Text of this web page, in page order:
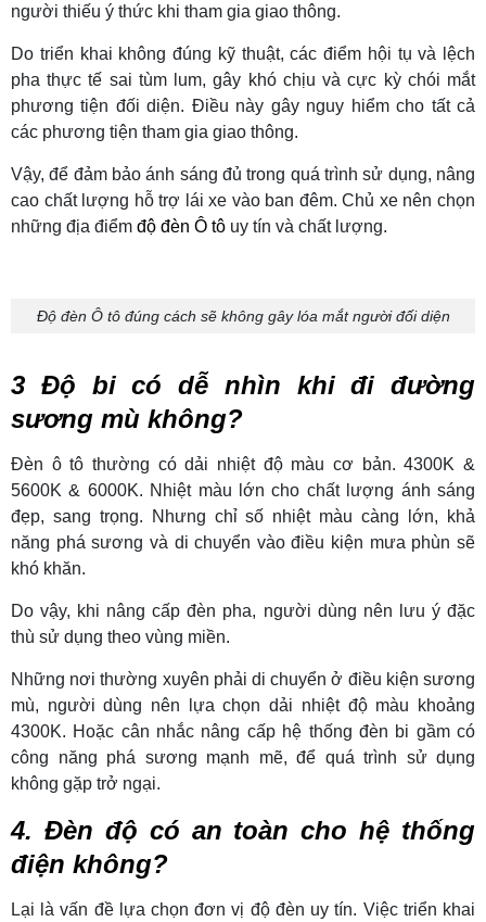
người thiếu ý thức khi tham gia giao thông.
Do triển khai không đúng kỹ thuật, các điểm hội tụ và lệch
pha thực tế sai tùm lum, gây khó chịu và cực kỳ chói mắt
phương tiện đối diện. Điều này gây nguy hiểm cho tất cả
các phương tiện tham gia giao thông.
Vậy, để đảm bảo ánh sáng đủ trong quá trình sử dụng, nâng
cao chất lượng hỗ trợ lái xe vào ban đêm. Chủ xe nên chọn
những địa điểm độ đèn Ô tô uy tín và chất lượng.
Độ đèn Ô tô đúng cách sẽ không gây lóa mắt người đối diện
3 Độ bi có dễ nhìn khi đi đường
sương mù không?
Đèn ô tô thường có dải nhiệt độ màu cơ bản. 4300K &
5600K & 6000K. Nhiệt màu lớn cho chất lượng ánh sáng
đẹp, sang trọng. Nhưng chỉ số nhiệt màu càng lớn, khả
năng phá sương và di chuyển vào điều kiện mưa phùn sẽ
khó khăn.
Do vậy, khi nâng cấp đèn pha, người dùng nên lưu ý đặc
thù sử dụng theo vùng miền.
Những nơi thường xuyên phải di chuyển ở điều kiện sương
mù, người dùng nên lựa chọn dải nhiệt độ màu khoảng
4300K. Hoặc cân nhắc nâng cấp hệ thống đèn bi gầm có
công năng phá sương mạnh mẽ, để quá trình sử dụng
không gặp trở ngại.
4. Đèn độ có an toàn cho hệ thống
điện không?
Lại là vấn đề lựa chọn đơn vị độ đèn uy tín. Việc triển khai